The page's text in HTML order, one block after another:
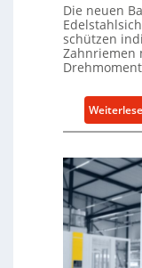
Die neuen
schützen
Zahnriemen